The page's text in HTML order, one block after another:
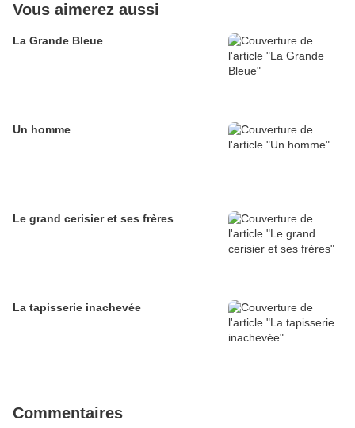
Vous aimerez aussi
La Grande Bleue
Un homme
Le grand cerisier et ses frères
La tapisserie inachevée
Commentaires